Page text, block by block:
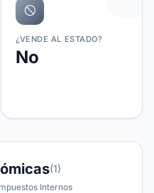
¿VENDE AL ESTADO?
No
(1)
Internos